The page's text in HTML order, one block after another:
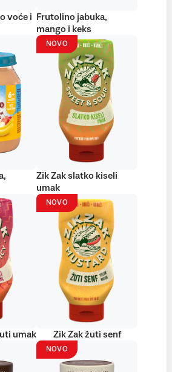
voće i
Frutolino jabuka,
mango i keks
NOVO
Zik Zak slatko kiseli
umak
umak
NOVO
Zik Zak žuti senf
NOVO